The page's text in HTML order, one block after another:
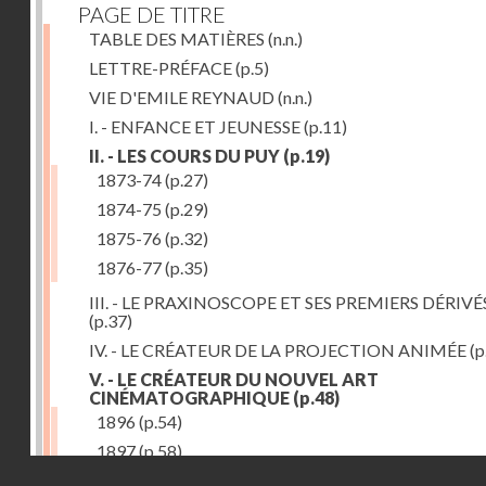
PAGE DE TITRE
TABLE DES MATIÈRES (n.n.)
LETTRE-PRÉFACE(p.5)
VIE D'EMILE REYNAUD (n.n.)
I. - ENFANCE ET JEUNESSE(p.11)
II. - LES COURS DU PUY (p.19)
1873-74(p.27)
1874-75 (p.29)
1875-76 (p.32)
1876-77(p.35)
III. - LE PRAXINOSCOPE ET SES PREMIERS
(p.37)
IV. - LE CRÉATEUR DE LA PROJECTION ANIMÉE
V. - LE CRÉATEUR DU NOUVEL ART
CINÉMATOGRAPHIQUE (p.48)
1896 (p.54)
1897(p.58)